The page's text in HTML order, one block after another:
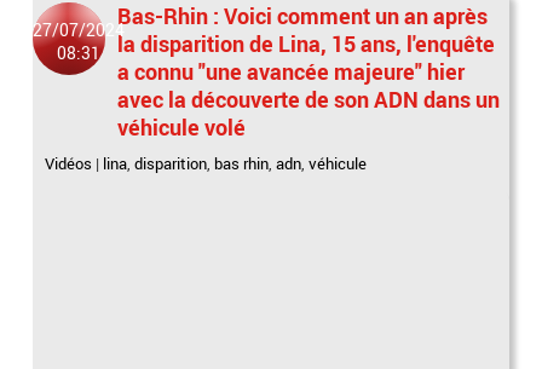
27/07/2024
08:31
Bas-Rhin : Voici comment un an après
la disparition de Lina, 15 ans, l'enquête
a connu "une avancée majeure" hier
avec la découverte de son ADN dans un
véhicule volé
Vidéos | lina,disparition, bas rhin,adn,véhicule